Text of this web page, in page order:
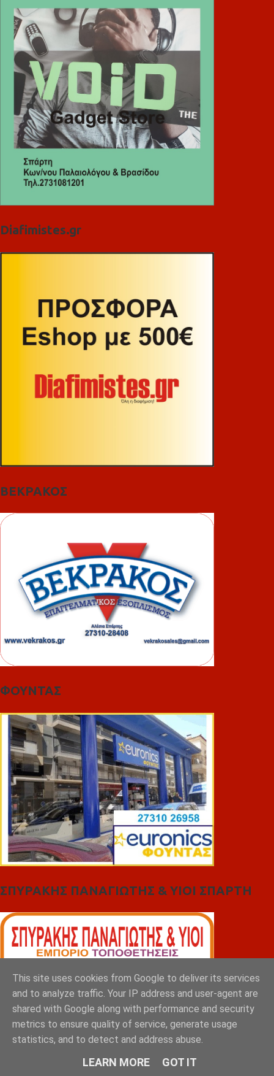
Diafimistes.gr
ΒΕΚΡΑΚΟΣ
ΦΟΥΝΤΑΣ
ΣΠΥΡΑΚΗΣ ΠΑΝΑΓΙΩΤΗΣ & YIOI ΣΠΑΡΤΗ
This site uses cookies from Google to deliver its services
and to analyze traffic. Your IP address and user-agent are
shared with Google along with performance and security
metrics to ensure quality of service, generate usage
statistics, and to detect and address abuse.
LEARN MORE GOT IT